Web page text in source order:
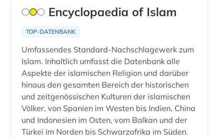
südamerika (1)
südostasien (1)
südosteuropa (1)
turkologie (8)
turkspra (1)
turksprachen (6)
Encyclopaedia of Islam
TOP-DATENBANK
Umfassendes Standard-Nachschlagewerk zum
Islam. Inhaltlich umfasst die Datenbank alle
Aspekte der islamischen Religion und darüber
hinaus den gesamten Bereich der historischen
und zeitgenössischen Kulturen der islamischen
Völker, von Spanien im Westen bis Indien, China
und Indonesien im Osten, vom Balkan und der
Türkei im Norden bis Schwarzafrika im Süden.